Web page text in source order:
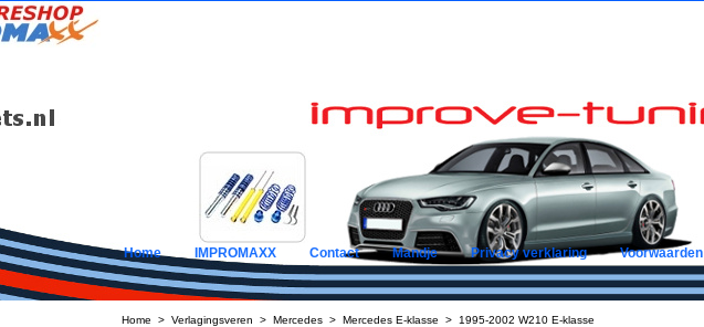
Home IMPROMAXX Contact Mandje Privacy verklaring Voorwaarden
Home > Verlagingsveren > Mercedes > Mercedes E-klasse > 1995-2002 W210 E-klasse